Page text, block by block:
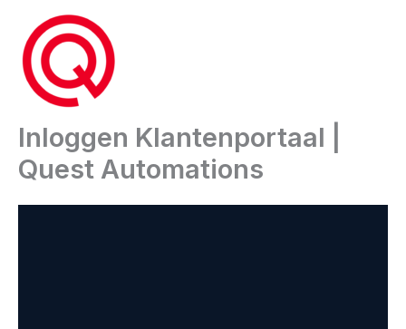
inhoud
Inloggen Klantenportaal |
Quest Automations